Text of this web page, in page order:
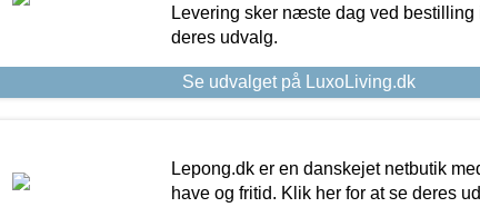
Levering sker næste dag ved bestilling
deres udvalg.
Se udvalget på LuxoLiving.dk
Lepong.dk er en danskejet netbutik
have og fritid. Klik her for at se deres